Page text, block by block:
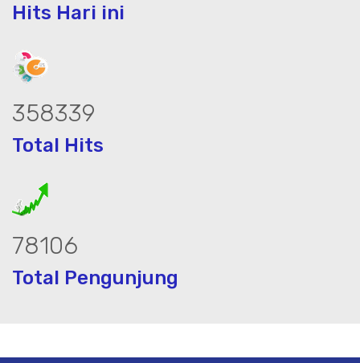
Hits Hari ini
464988
Total Hits
101352
Total Pengunjung